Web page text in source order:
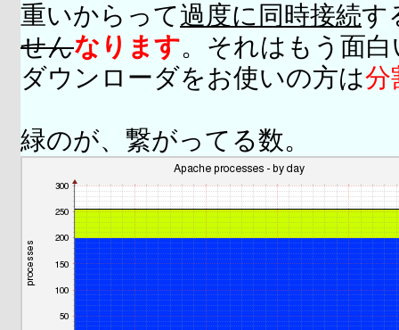
重いからって過度に同時接続す
せんなります。それはもう面
ダウンローダをお使いの方は分
緑のが、繋がってる数。